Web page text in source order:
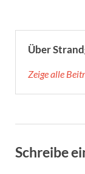
Über
Zeige alle
Schreibe